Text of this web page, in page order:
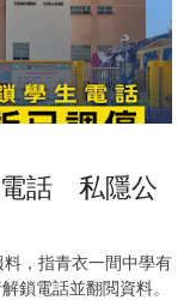
電話 私隱公
，指青衣一間中學有
鎖電話並翻閲資料。